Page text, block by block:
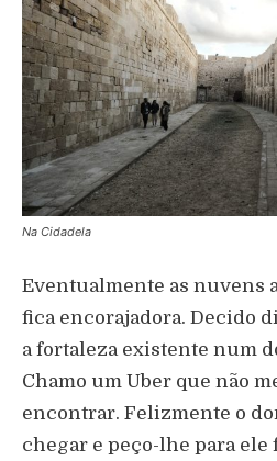
Na Cidadela
Eventualmente as nuvens
fica encorajadora. Decido
a fortaleza existente num
Chamo um Uber que não
encontrar. Felizmente o
chegar e peço-lhe para ele